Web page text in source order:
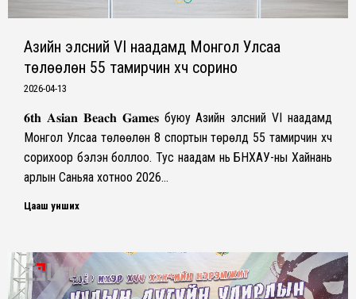
Азийн элсний VI наадамд Монгол Улсаа
төлөөлөн 55 тамирчин хүч сорино
2026-04-13
𝟔𝐭𝐡 𝐀𝐬𝐢𝐚𝐧 𝐁𝐞𝐚𝐜𝐡 𝐆𝐚𝐦𝐞𝐬 буюу Азийн элсний VI наадамд
Монгол Улсаа төлөөлөн 8 спортын төрөлд 55 тамирчин хүч
сорихоор бэлэн боллоо. Тус наадам нь БНХАУ-ны Хайнань
арлын Саньяа хотноо 2026…
Цааш унших